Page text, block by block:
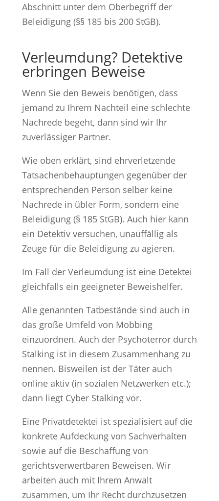
Abschnitt unter dem Oberbegriff der
Beleidigung (§§ 185 bis 200 StGB).
Verleumdung? Detektive
erbringen Beweise
Wenn Sie den Beweis benötigen, dass
jemand zu Ihrem Nachteil eine schlechte
Nachrede begeht, dann sind wir Ihr
zuverlässiger Partner.
Wie oben erklärt, sind ehrverletzende
Tatsachenbehauptungen gegenüber der
entsprechenden Person selber keine
Nachrede in übler Form, sondern eine
Beleidigung (§ 185 StGB). Auch hier kann
ein Detektiv versuchen, unauffällig als
Zeuge für die Beleidigung zu agieren.
Im Fall der Verleumdung ist eine Detektei
gleichfalls ein geeigneter Beweishelfer.
Alle genannten Tatbestände sind auch in
das große Umfeld von Mobbing
einzuordnen. Auch der Psychoterror durch
Stalking ist in diesem Zusammenhang zu
nennen. Bisweilen ist der Täter auch
online aktiv (in sozialen Netzwerken etc.);
dann liegt Cyber Stalking vor.
Eine Privatdetektei ist spezialisiert auf die
konkrete Aufdeckung von Sachverhalten
sowie auf die Beschaffung von
gerichtsverwertbaren Beweisen. Wir
arbeiten auch mit Ihrem Anwalt
zusammen, um Ihr Recht durchzusetzen